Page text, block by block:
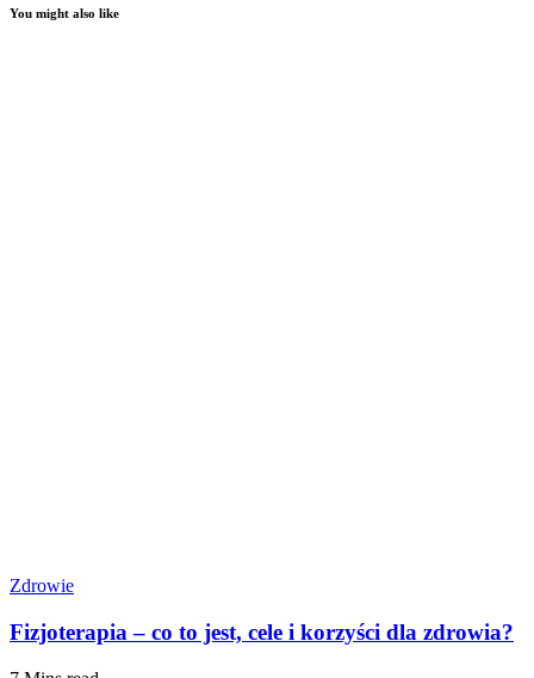
You might also like
Zdrowie
Fizjoterapia – co to jest, cele i korzyści dla zdrowia?